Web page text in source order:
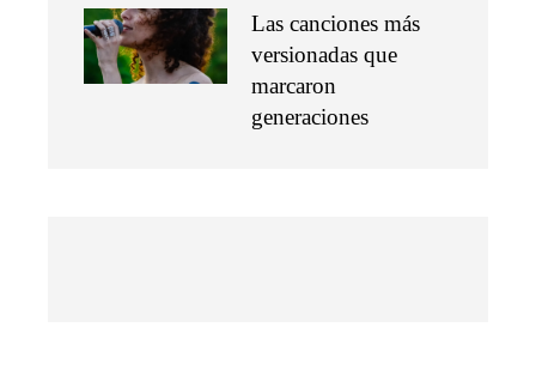
Las canciones más
versionadas que
marcaron
generaciones